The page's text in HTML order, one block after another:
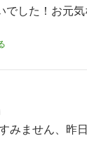
でした！お元気
みません、昨